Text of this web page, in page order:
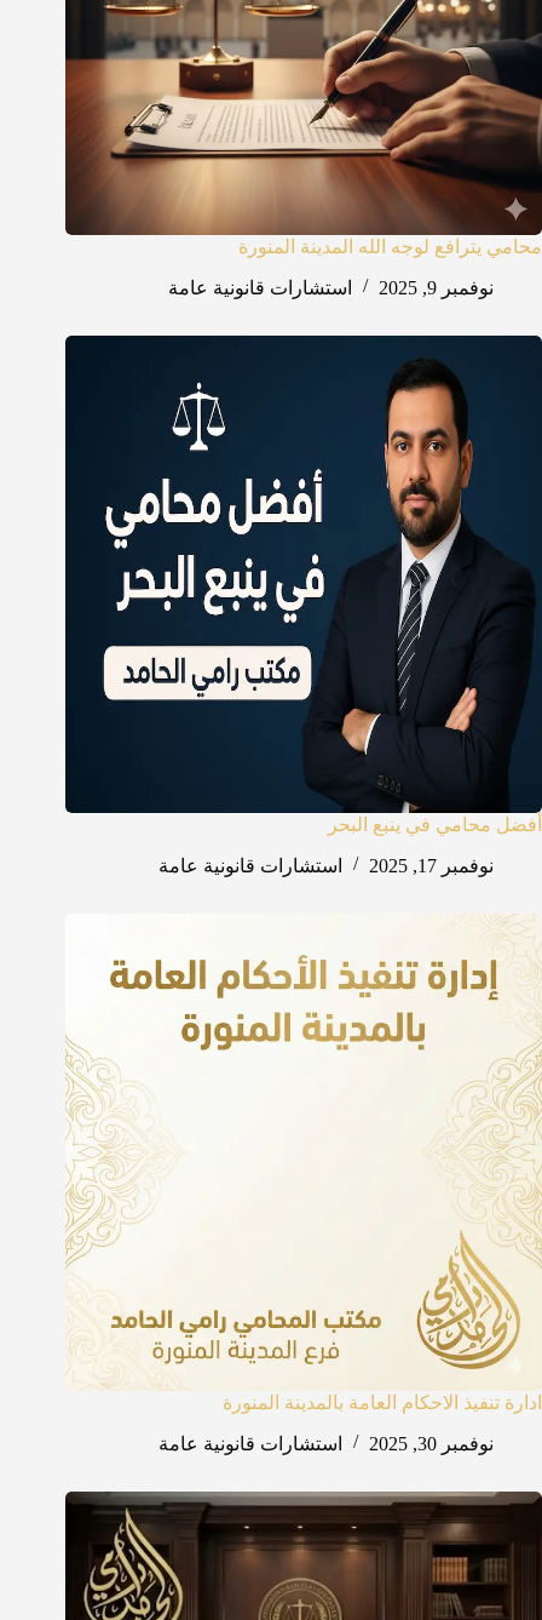
محامي يترافع لوجه الله المدينة المنورة
نوفمبر 9, 2025
استشارات قانونية عامة
أفضل محامي في ينبع البحر
نوفمبر 17, 2025
استشارات قانونية عامة
ادارة تنفيذ الاحكام العامة بالمدينة المنورة
نوفمبر 30, 2025
استشارات قانونية عامة